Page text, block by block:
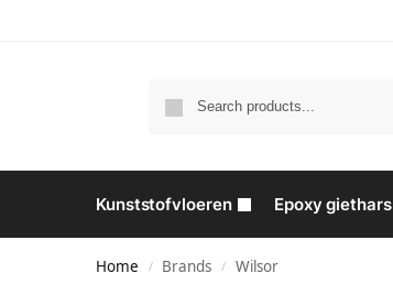
Kunststofvloeren Epoxy giethars
Home / Brands / Wilsor